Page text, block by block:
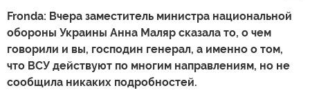
Fronda: Вчера заместитель министра национальной
обороны Украины Анна Маляр сказала то, о чем
говорили и вы, господин генерал, а именно о том,
что ВСУ действуют по многим направлениям, но не
сообщила никаких подробностей.